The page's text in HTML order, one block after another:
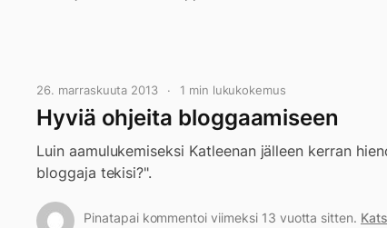
26. marraskuuta 2013 1 min lukukokemus
Hyviä ohjeita bloggaamiseen
Luin aamulukemiseksi Katleenan jälleen kerran
bloggaja tekisi?".
Pinatapai kommentoi viimeksi 13 vuotta sitten.